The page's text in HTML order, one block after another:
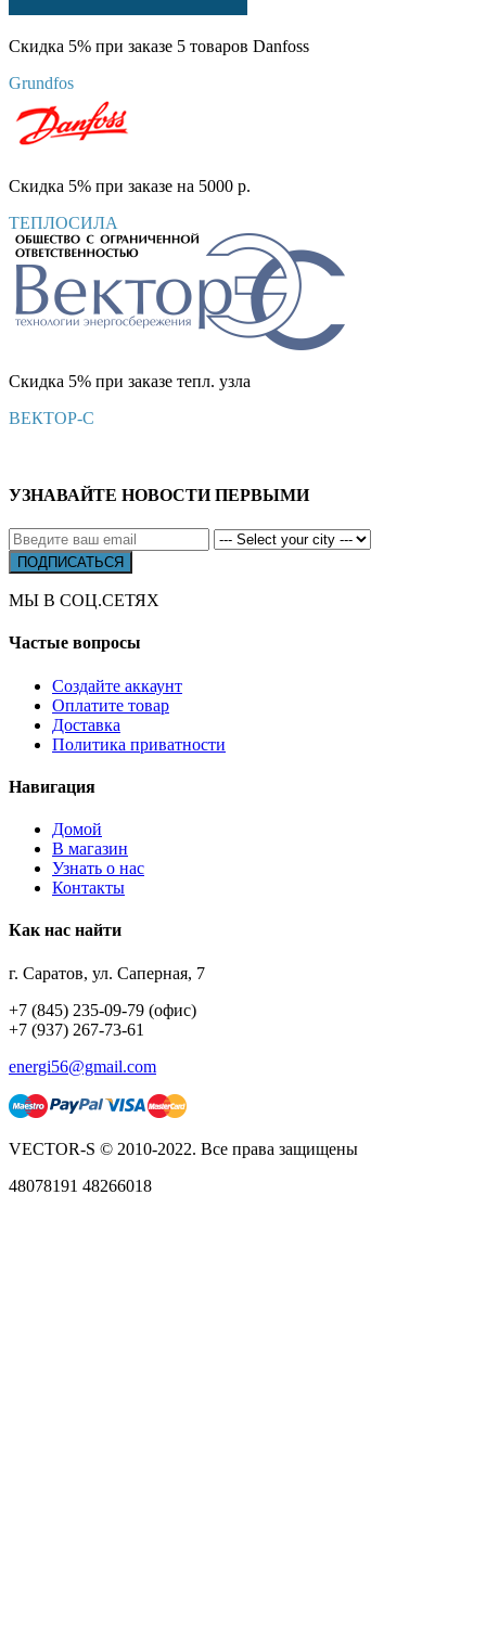
Скидка 5% при заказе 5 товаров Danfoss
Grundfos
Скидка 5% при заказе на 5000 р.
ТЕПЛОСИЛА
Скидка 5% при заказе тепл. узла
ВЕКТОР-С
УЗНАВАЙТЕ НОВОСТИ ПЕРВЫМИ
МЫ В СОЦ.СЕТЯХ
Частые вопросы
Создайте аккаунт
Оплатите товар
Доставка
Политика приватности
Навигация
Домой
В магазин
Узнать о нас
Контакты
Как нас найти
г. Саратов, ул. Саперная, 7
+7 (845) 235-09-79 (офис)
+7 (937) 267-73-61
energi56@gmail.com
VECTOR-S © 2010-2022. Все права защищены
48078191 48266018